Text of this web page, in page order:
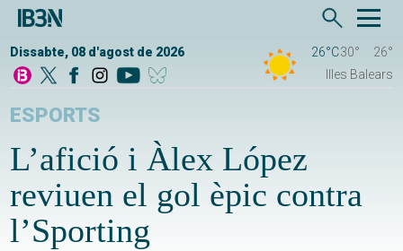
Dissabte, 08 d'agost de 2026 26°C30°
26°
Illes Balears
ESPORTS
L’afició i Àlex López
reviuen el gol èpic contra
l’Sporting